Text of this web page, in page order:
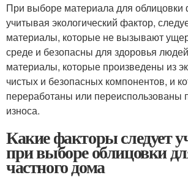
При выборе материала для облицовки
учитывая экологический фактор,
материалы, которые не вызывают
среде и безопасны для здоровья
материалы, которые произведены из
чистых и безопасных компонентов, и
переработаны или переиспользованы
износа.
Какие факторы следует
при выборе облицовки
частного дома